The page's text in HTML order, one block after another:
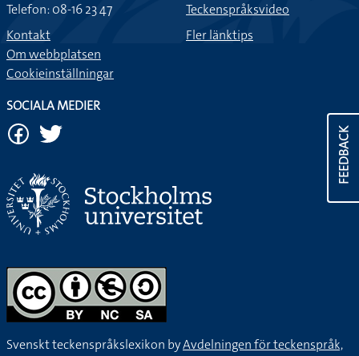
FEEDBACK
Telefon: 08-16 23 47
Kontakt
Om webbplatsen
Cookieinställningar
Teckenspråksvideo
Fler länktips
SOCIALA MEDIER
Svenskt teckenspråkslexikon byAvdelningen för teckenspråk,